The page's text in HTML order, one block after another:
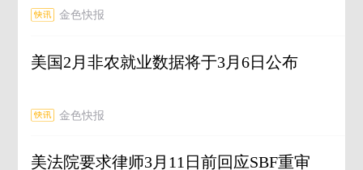
金色快报
美国2月非农就业数据将于3月6日公布
金色快报
美法院要求律师3月11日前回应SBF重审